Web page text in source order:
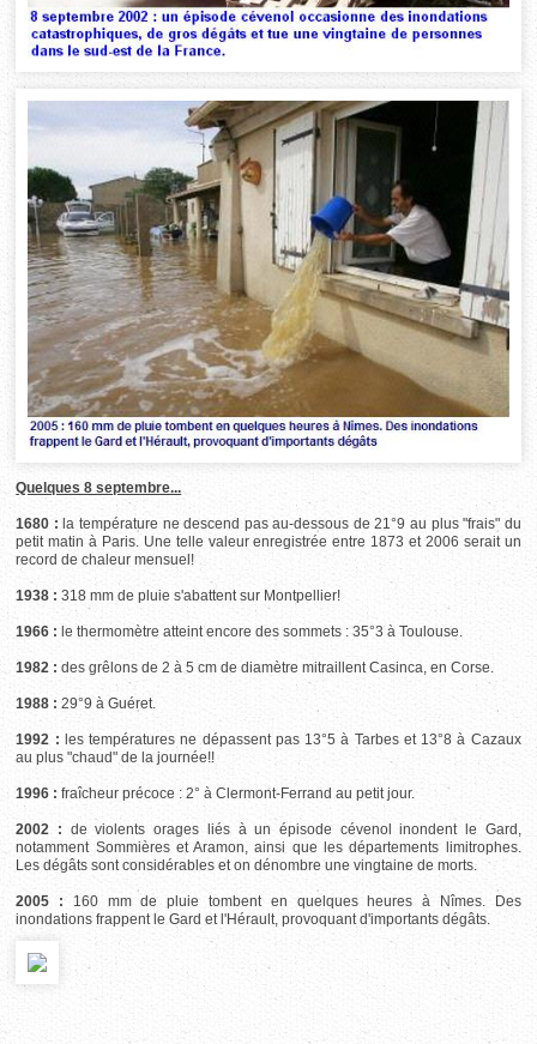
Quelques 8 septembre...
1680 : la température ne descend pas au-dessous de 21°9 au plus "frais" du
petit matin à Paris. Une telle valeur enregistrée entre 1873 et 2006 serait un
record de chaleur mensuel!
1938 : 318 mm de pluie s'abattent sur Montpellier!
1966 : le thermomètre atteint encore des sommets : 35°3 à Toulouse.
1982 : des grêlons de 2 à 5 cm de diamètre mitraillent Casinca, en Corse.
1988 : 29°9 à Guéret.
1992 : les températures ne dépassent pas 13°5 à Tarbes et 13°8 à Cazaux
au plus "chaud" de la journée!!
1996 : fraîcheur précoce : 2° à Clermont-Ferrand au petit jour.
2002 : de violents orages liés à un épisode cévenol inondent le Gard,
notamment Sommières et Aramon, ainsi que les départements limitrophes.
Les dégâts sont considérables et on dénombre une vingtaine de morts.
2005 : 160 mm de pluie tombent en quelques heures à Nîmes. Des
inondations frappent le Gard et l'Hérault, provoquant d'importants dégâts.